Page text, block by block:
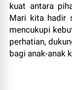
kuat antara
Mari kita hadir
mencukupi
perhatian,
bagi anak-anak